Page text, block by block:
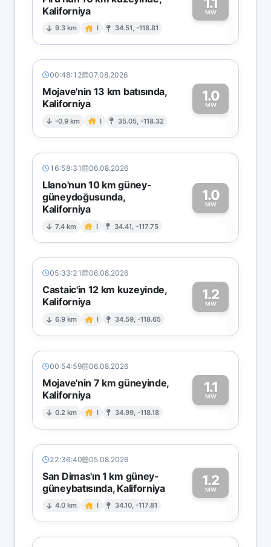
Kaliforniya
9.3 km I 34.51, -118.81
MW1
00:48:12 07.08.2026
Mojave'nin 13 km batısında,
Kaliforniya
-0.9 km I 35.05, -118.32
1.0
MW1
16:58:31 06.08.2026
Llano'nun 10 km güney-
güneydoğusunda,
Kaliforniya
7.4 km I 34.41, -117.75
1.0
MW
1
05:33:21 06.08.2026
Castaic'in 12 km kuzeyinde,
Kaliforniya
6.9 km I 34.59, -118.65
1.2
MW1
00:54:59 06.08.2026
Mojave'nin 7 km güneyinde,
Kaliforniya
0.2 km I 34.99, -118.18
1.1
MW1
22:36:40 05.08.2026
San Dimas'ın 1 km güney-
güneybatısında, Kaliforniya
4.0 km I 34.10, -117.81
1.2
MW1